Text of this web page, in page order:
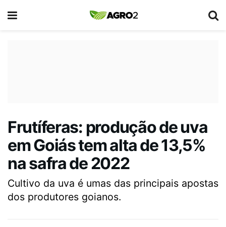
Frutíferas: produção de uva
em Goiás tem alta de 13,5%
na safra de 2022
Cultivo da uva é umas das principais apostas
dos produtores goianos.